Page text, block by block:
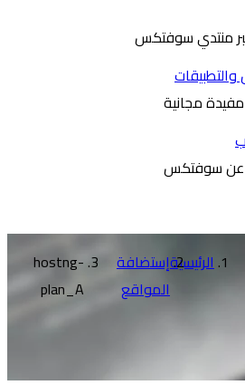
منتدي سوفتكس
مجانية
عن سوفتكس
الرئيسيةإستضافة
المواقع
hostng-
plan_A